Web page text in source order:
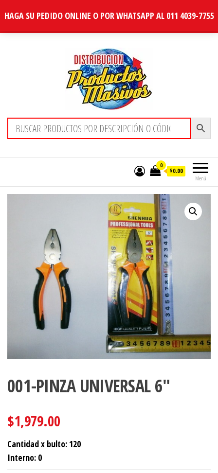
HAGA SU PEDIDO ONLINE O POR WHATSAPP AL 011 4039-7755
Distribucion Masiva
Menú
0
$0.00
001-PINZA UNIVERSAL 6″
$1,979.00
Cantidad x bulto: 120
Interno: 0